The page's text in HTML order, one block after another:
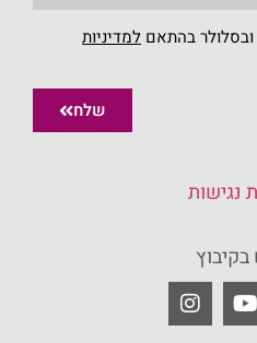
בהתאם למדיניות
שלח
נגישות